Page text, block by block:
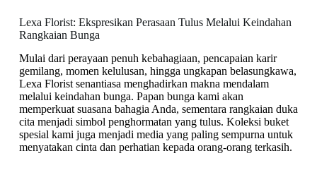
Lexa Florist: Ekspresikan Perasaan Tulus Melalui Keindahan
Rangkaian Bunga
Mulai dari perayaan penuh kebahagiaan, pencapaian karir
gemilang, momen kelulusan, hingga ungkapan belasungkawa,
Lexa Florist senantiasa menghadirkan makna mendalam
melalui keindahan bunga. Papan bunga kami akan
memperkuat suasana bahagia Anda, sementara rangkaian duka
cita menjadi simbol penghormatan yang tulus. Koleksi buket
spesial kami juga menjadi media yang paling sempurna untuk
menyatakan cinta dan perhatian kepada orang-orang terkasih.